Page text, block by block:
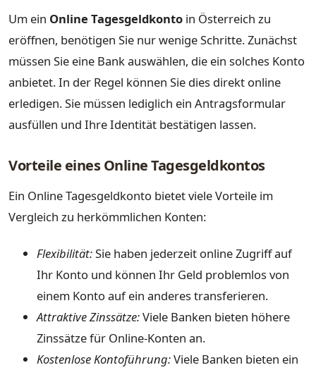
Um ein Online Tagesgeldkonto in Österreich zu
eröffnen, benötigen Sie nur wenige Schritte. Zunächst
müssen Sie eine Bank auswählen, die ein solches Konto
anbietet. In der Regel können Sie dies direkt online
erledigen. Sie müssen lediglich ein Antragsformular
ausfüllen und Ihre Identität bestätigen lassen.
Vorteile eines Online Tagesgeldkontos
Ein Online Tagesgeldkonto bietet viele Vorteile im
Vergleich zu herkömmlichen Konten:
Flexibilität:Sie haben jederzeit online Zugriff auf
Ihr Konto und können Ihr Geld problemlos von
einem Konto auf ein anderes transferieren.
Attraktive Zinssätze:Viele Banken bieten höhere
Zinssätze für Online-Konten an.
Kostenlose Kontoführung:Viele Banken bieten ein